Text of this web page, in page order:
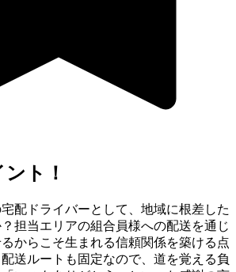
ト！
配ドライバーとして、地域に根差した
担当エリアの組合員様への配送を通じ
からこそ生まれる信頼関係を築ける点
送ルートも固定なので、道を覚える負